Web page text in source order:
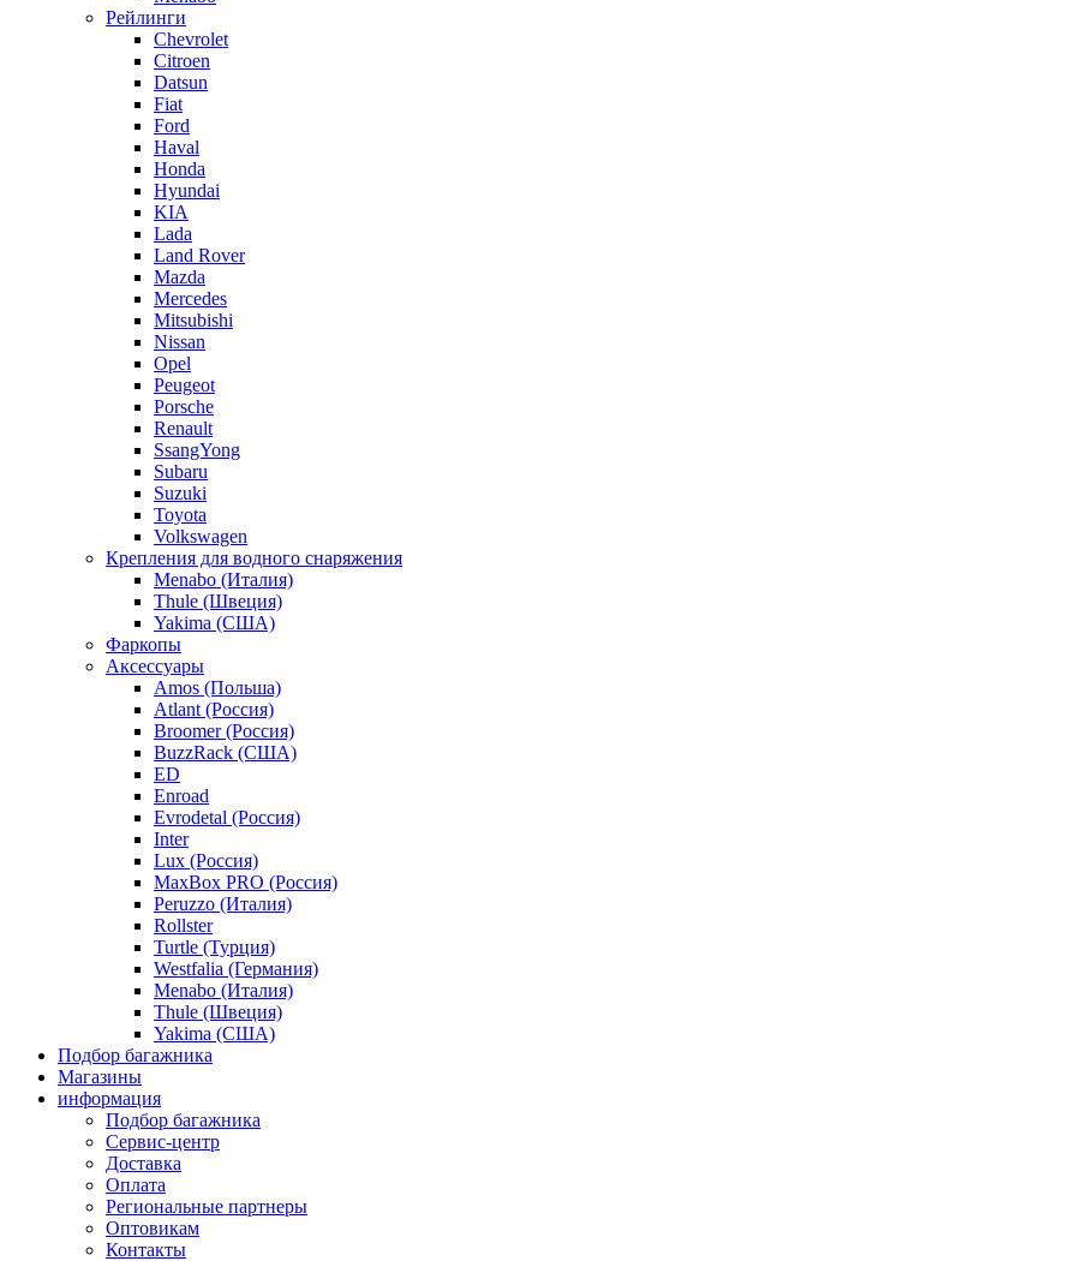
Рейлинги
Chevrolet
Citroen
Datsun
Fiat
Ford
Haval
Honda
Hyundai
KIA
Lada
Land Rover
Mazda
Mercedes
Mitsubishi
Nissan
Opel
Peugeot
Porsche
Renault
SsangYong
Subaru
Suzuki
Toyota
Volkswagen
Крепления для водного снаряжения
Menabo (Италия)
Thule (Швеция)
Yakima (США)
Фаркопы
Аксессуары
Amos (Польша)
Atlant (Россия)
Broomer (Россия)
BuzzRack (США)
ED
Enroad
Evrodetal (Россия)
Inter
Lux (Россия)
MaxBox PRO (Россия)
Peruzzo (Италия)
Rollster
Turtle (Турция)
Westfalia (Германия)
Menabo (Италия)
Thule (Швеция)
Yakima (США)
Подбор багажника
Магазины
информация
Подбор багажника
Сервис-центр
Доставка
Оплата
Региональные партнеры
Оптовикам
Контакты